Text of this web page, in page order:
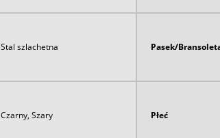
Stal szlachetna Pasek/
Czarny, Szary Płeć